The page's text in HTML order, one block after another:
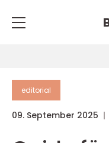
editorial
09. September 2025